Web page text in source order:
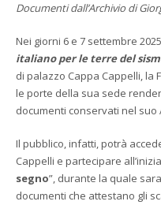
Documenti dall’Archivio di
Nei giorni 6 e 7 settembre
italiano per le terre del
di palazzo Cappa Cappelli, la
le porte della sua sede
documenti conservati nel suo
Il pubblico, infatti, potrà
Cappelli e partecipare
segno”, durante la quale
documenti che attestano gli